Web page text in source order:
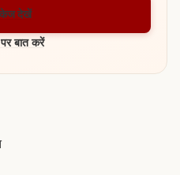
देखें
बात करें